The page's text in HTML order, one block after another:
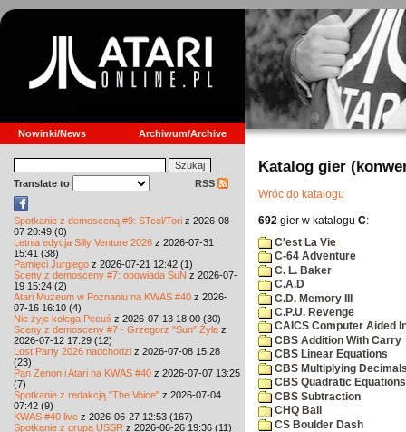
Nowinki/News Archiwum/Archive
Translate to RSS
Spotkanie z demosceną #9: STeel/Tori z 2026-08-
07 20:49 (0)
Letnia edycja Silly Venture 2026 z 2026-07-31
15:41 (38)
Pamięci Jurgiego z 2026-07-21 12:42 (1)
Sceny z demosceny #7: opowiada SuN z 2026-07-
19 15:24 (2)
Atari Muzeum w Poznaniu na KWAS #40 z 2026-
07-16 16:10 (4)
Nie żyje kolega Pecuś z 2026-07-13 18:00 (30)
Sceny z demosceny #7 - Grzegorz "Sun" Żyła z
2026-07-12 17:29 (12)
Lost Party 2026 nadchodzi z 2026-07-08 15:28
(23)
Pan Zenon i Atari na KWAS #40 z 2026-07-07 13:25
(7)
Spotkanie z redakcją "The Voice" z 2026-07-04
07:42 (9)
KWAS #40 live z 2026-06-27 12:53 (167)
Spotkanie z grupą USSR z 2026-06-26 19:36 (11)
Katalog gier
Wróc do katalogu
692 gier w katalogu C:
C'est La Vie
C-64 Adventure
C. L. Baker
C.A.D
C.D. Memory III
C.P.U. Revenge
CAICS Computer Aided
CBS Addition With Carry
CBS Linear Equations
CBS Multiplying
CBS Quadratic Equations
CBS Subtraction
CHQ Ball
CS Boulder Dash